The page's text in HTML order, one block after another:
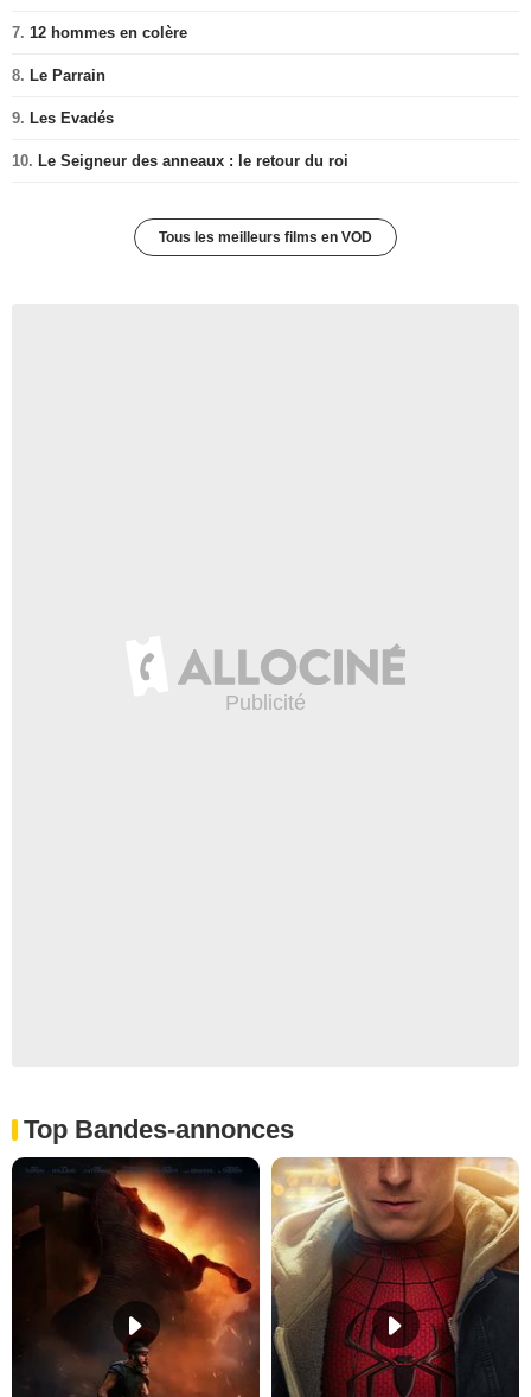
7. 12 hommes en colère
8. Le Parrain
9. Les Evadés
10. Le Seigneur des anneaux : le retour du roi
Tous les meilleurs films en VOD
Top Bandes-annonces